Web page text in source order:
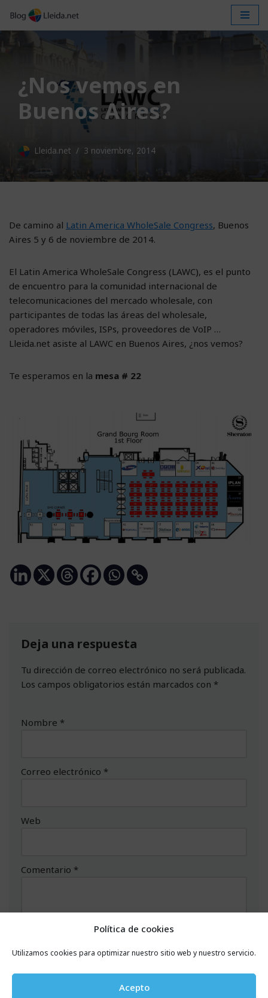
Política de cookies
Utilizamos cookies para optimizar nuestro sitio web y nuestro servicio.
Acepto
Saltar
¿Nos vemos en
Buenos Aires?
Lleida.net 3 noviembre, 2014
De camino al Latin America WholeSale Congress, Buenos
Aires 5 y 6 de noviembre de 2014.
El Latin America WholeSale Congress (LAWC), es el punto
de encuentro para la comunidad internacional de
telecomunicaciones del mercado wholesale, con
participantes de todas las áreas del wholesale,
operadores móviles, ISPs, proveedores de VoIP …
Lleida.net asiste al LAWC en Buenos Aires, ¿nos vemos?
Te esperamos en la mesa # 22
Deja una respuesta
Tu dirección de correo electrónico no será publicada.
Los campos obligatorios están marcados con *
Nombre *
Correo electrónico *
Web
Comentario *